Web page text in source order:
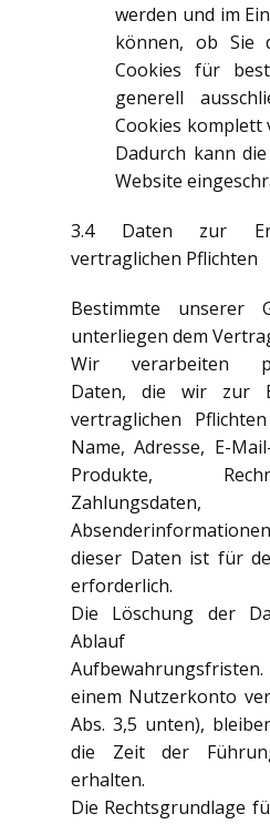
werden und im
können, ob Sie
Cookies für
generell
Cookies komplett
Dadurch kann
Website
3.4 Daten zur
vertraglichen Pflichten
Bestimmte unserer
unterliegen dem
Wir verarbeiten
Daten, die wir zur
vertraglichen
Name, Adresse, E-
Produkte,
dieser Daten ist für
erforderlich.
Die Löschung der
Ablauf
einem Nutzerkonto
Abs. 3,5 unten),
die Zeit der
erhalten.
Die Rechtsgrundlage